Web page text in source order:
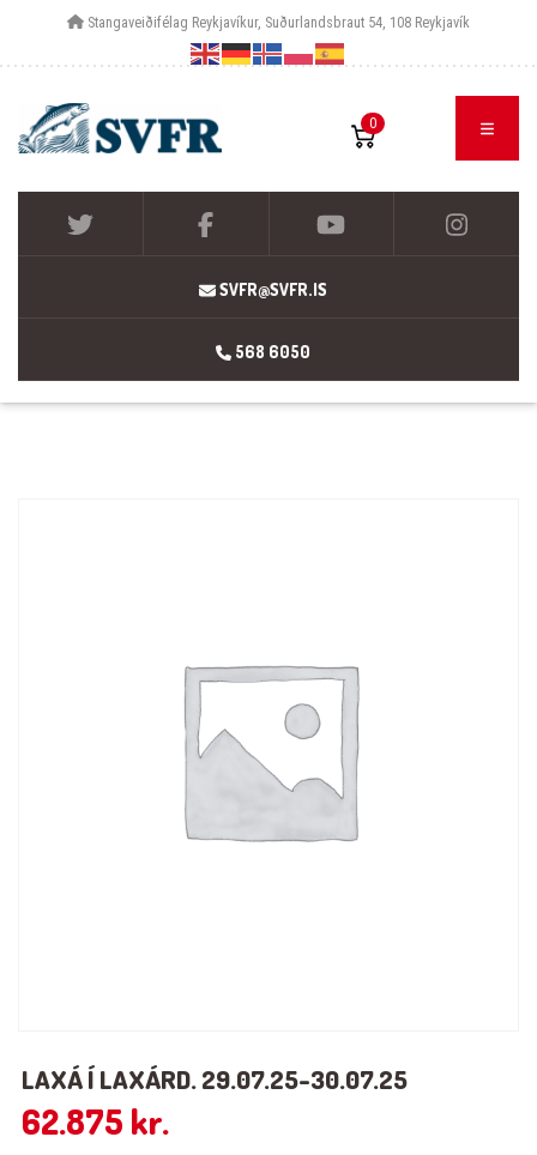
Stangaveiðifélag Reykjavíkur, Suðurlandsbraut 54, 108 Reykjavík
0
SVFR@SVFR.IS
568 6050
LAXÁ Í LAXÁRD. 29.07.25-30.07.25
62.875 kr.